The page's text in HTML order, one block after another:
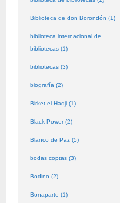
Biblioteca de don Borondón (1)
biblioteca internacional de
bibliotecas (1)
bibliotecas (3)
biografía (2)
Birket-el-Hadji (1)
Black Power (2)
Blanco de Paz (5)
bodas coptas (3)
Bodino (2)
Bonaparte (1)